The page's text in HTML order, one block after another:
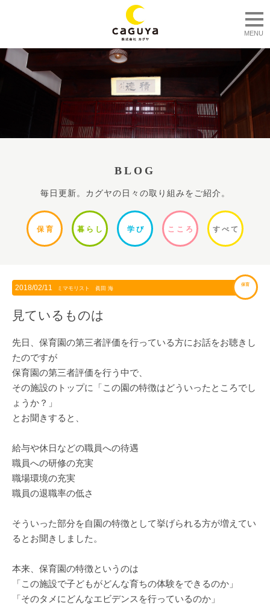
MENU
BLOG
毎日更新。カグヤの日々の取り組みをご紹介。
保 育 暮ら し 学 び ここ ろ すべて
2018/02/11 ミマモリスト 眞田 海
保育
見ているものは
先日、保育園の第三者評価を行っている方にお話をお聴きし
たのですが
保育園の第三者評価を行う中で、
その施設のトップに「この園の特徴はどういったところでし
ょうか？」
とお聞きすると、
給与や休日などの職員への待遇
職員への研修の充実
職場環境の充実
職員の退職率の低さ
そういった部分を自園の特徴として挙げられる方が増えてい
るとお聞きしました。
本来、保育園の特徴というのは
「この施設で子どもがどんな育ちの体験をできるのか」
「そのタメにどんなエビデンスを行っているのか」